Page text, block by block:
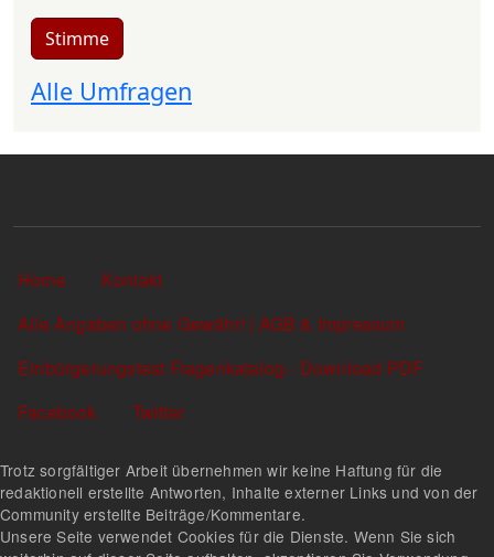
Stimme
Alle Umfragen
Sekundärlinks
Home
Kontakt
Alle Angaben ohne Gewähr! | AGB & Impressum
Einbürgerungstest Fragenkatalog - Download PDF
Facebook
Twitter
Trotz sorgfältiger Arbeit übernehmen wir keine Haftung für die
redaktionell erstellte Antworten, Inhalte externer Links und von der
Community erstellte Beiträge/Kommentare.
Unsere Seite verwendet Cookies für die Dienste. Wenn Sie sich